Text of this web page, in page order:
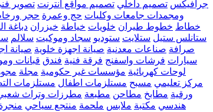
جرافيكس تصميم داخلي تصميم مواقع انترنت تصوير
ومجمدات جامعات وكليات حج وعمرة حجر
خطاط خطوط طيران خلويات خياطة خيزران دباغة
ستانلس ستيل ستلايت ستوديو سجاد وموكيت سلالم
صرافة صناعات معدنية صيانة اجهزة خلوية صيانة
سيارات فرشات واسفنج فرقة فنية فندق قبانات
لوحات كهربائية مؤسسات غير حكومية مجلة
مركز تعليمي مسبح مستلزمات اطفال مستلزمات
ورقية مطابخ مطاحن مطبعة مطرزات وتراث
هندسي مكتبة ملابس ملحمة منتجع سياحي